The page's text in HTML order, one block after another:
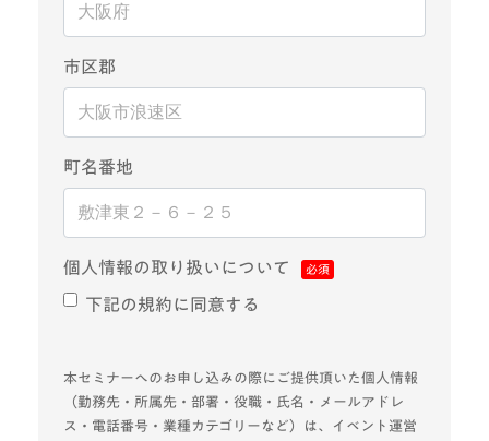
市区郡
町名番地
個人情報の取り扱いについて
下記の規約に同意する
本セミナーへのお申し込みの際にご提供頂いた個人情報
（勤務先・所属先・部署・役職・氏名・メールアドレ
ス・電話番号・業種カテゴリーなど）は、イベント運営